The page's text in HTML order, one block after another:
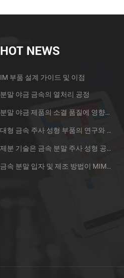
HOT NEWS
IM 부품 설계 가이드 및 이점
분말 야금 금속의 열처리 공정
분말 야금 제품의 소결 품질에 영향을 주는 두 가지 요소
대형 금속 주사 성형 부품의 연구와 응용
제분 기술은 금속 분말 주사 성형 공정의 발전을 촉진한다.
금속 분말 입자 및 제조 방법이 MIM 기술에 미치는 영향